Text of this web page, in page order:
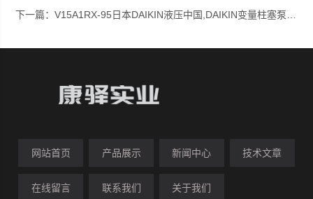
下一篇：V15A1RX-95日本DAIKIN液压中国,DAIKIN变量柱塞泵,大金柱塞泵,大金油泵
网站首页 产品展示 新闻中心 技术文章
在线留言 联系我们 关于我们